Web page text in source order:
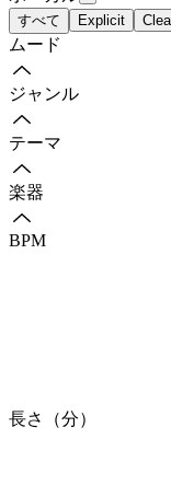
すべて Explicit
ムード
ジャンル
テーマ
楽器
BPM
長さ（分）